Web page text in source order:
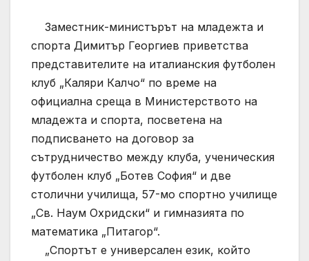
Заместник-министърът на младежта и
спорта Димитър Георгиев приветства
представителите на италианския футболен
клуб „Каляри Калчо“ по време на
официална среща в Министерството на
младежта и спорта, посветена на
подписването на договор за
сътрудничество между клуба, ученическия
футболен клуб „Ботев София“ и две
столични училища, 57-мо спортно училище
„Св. Наум Охридски“ и гимназията по
математика „Питагор“.
„Спортът е универсален език, който